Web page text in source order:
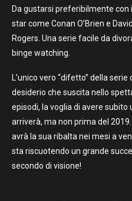
Da gustarsi preferibilmente con
star come Conan O’Brien e
Rogers. Una serie facile da
binge watching.
L’unico vero “difetto” della serie
desiderio che suscita nello
episodi, la voglia di avere subito
arriverà, ma non prima del
avrà la sua ribalta nei mesi a
sta riscuotendo un grande
secondo di visione!